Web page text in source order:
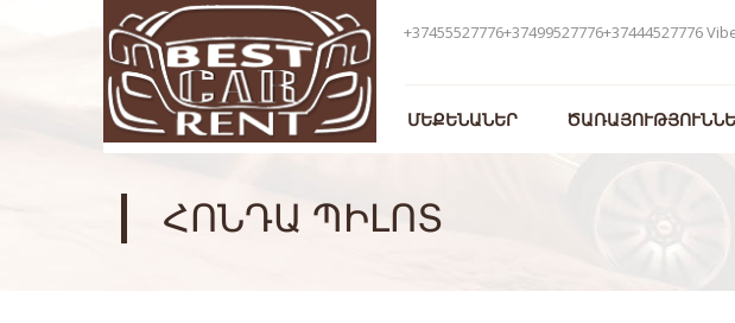
+37455527776+37499527776+37444527776
ՄԵՔԵՆԱՆԵՐ
ՀՈՆԴԱ ՊԻԼՈՏ